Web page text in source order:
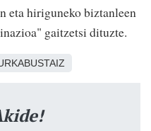
eta hiriguneko biztanleen
gaitzetsi dituzte.